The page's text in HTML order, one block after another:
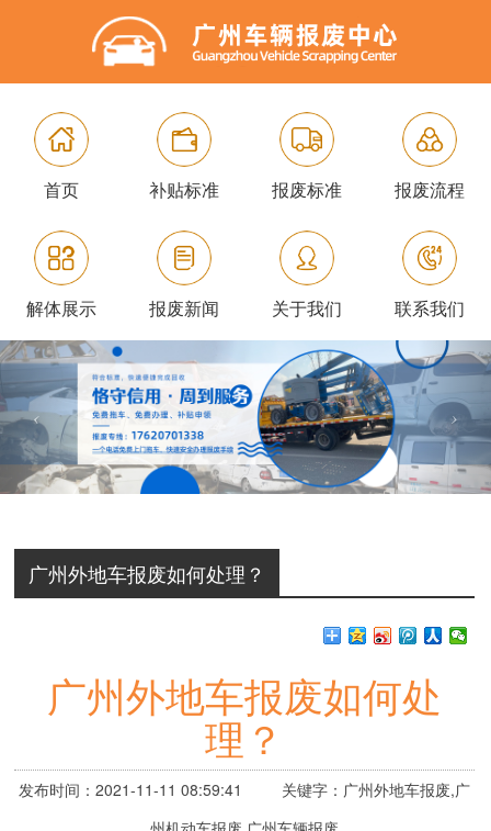
首页 补贴标准 报废标准 报废流程
解体展示 报废新闻 关于我们 联系我们
广州外地车报废如何处理？
广州外地车报废如何处
理？
发布时间：2021-11-11 08:59:41 关键字：广州外地车报废,广